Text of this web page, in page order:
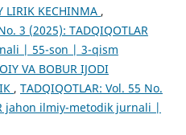
LIRIK KECHINMA ,
3 (2025): TADQIQOTLAR
| 55-son | 3-qism
VA BOBUR IJODI
, TADQIQOTLAR: Vol. 55 No.
jahon ilmiy-metodik jurnali |